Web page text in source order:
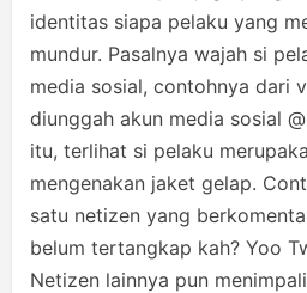
identitas siapa pelaku yang
mundur. Pasalnya wajah si
media sosial, contohnya dari
diunggah akun media sosial
itu, terlihat si pelaku
mengenakan jaket gelap.
satu netizen yang
belum tertangkap kah? Yoo
Netizen lainnya pun